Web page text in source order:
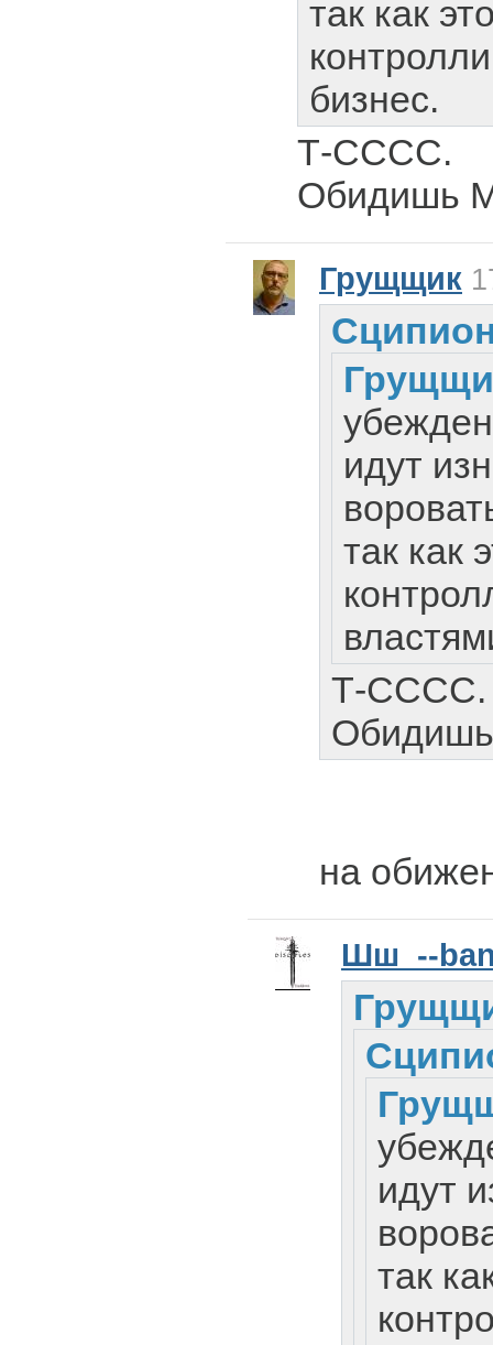
так как
бизнес.
Т-СССС.
Обидишь
Грущщик
идут
так как
Т-СССС.
на
Шш_--
идут
так